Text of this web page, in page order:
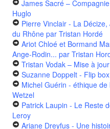
James Sacré –
Huglo
Pierre Vinclair - La
du Rhône par Tristan Hordé
Ariot Chloé et Bormand
Ange-Rodin... par Tristan
Tristan Vodak – Mise à jour
Suzanne Doppelt - Flip box
Michel Guérin - éthique
Wetzel
Patrick Laupin - Le Reste
Leroy
Ariane Dreyfus - Une